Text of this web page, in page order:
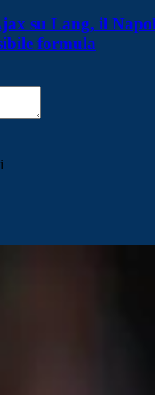
su Lang, il
formula